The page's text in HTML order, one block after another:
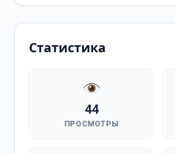
Статистика
44
ПРОСМОТРЫ